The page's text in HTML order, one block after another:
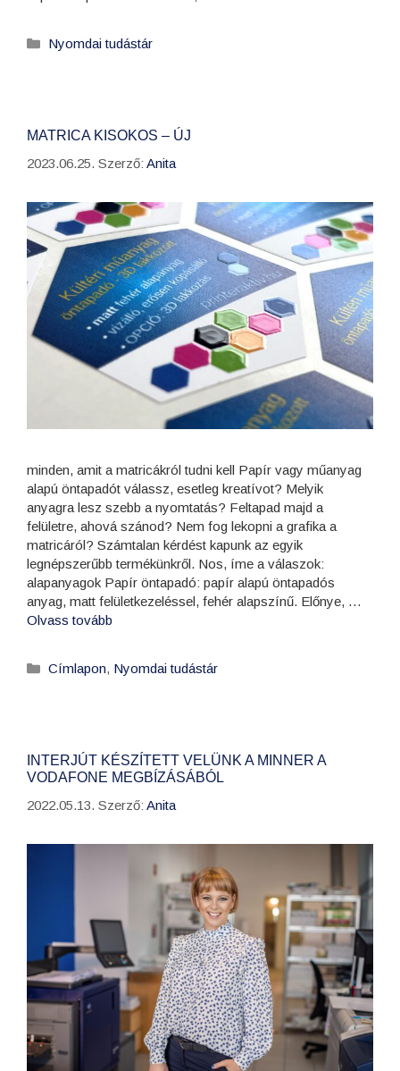
Nyomdai tudástár
MATRICA KISOKOS – ÚJ
2023.06.25. Szerző: Anita
minden, amit a matricákról tudni kell Papír vagy műanyag
alapú öntapadót válassz, esetleg kreatívot? Melyik
anyagra lesz szebb a nyomtatás? Feltapad majd a
felületre, ahová szánod? Nem fog lekopni a grafika a
matricáról? Számtalan kérdést kapunk az egyik
legnépszerűbb termékünkről. Nos, íme a válaszok:
alapanyagok Papír öntapadó: papír alapú öntapadós
anyag, matt felületkezeléssel, fehér alapszínű. Előnye, …
Olvass tovább
Címlapon, Nyomdai tudástár
INTERJÚT KÉSZÍTETT VELÜNK A MINNER A
VODAFONE MEGBÍZÁSÁBÓL
2022.05.13. Szerző: Anita